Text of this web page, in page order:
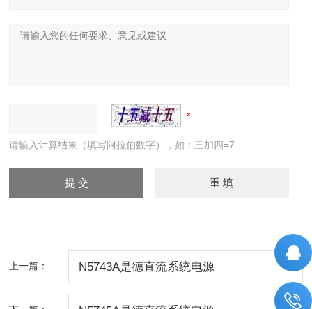
请输入计算结果（填写阿拉伯数字），如：三加四=7
上一篇： N5743A是德直流系统电源